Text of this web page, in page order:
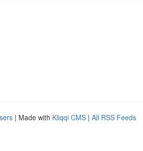
| Made with Kliqqi CMS | All RSS Feeds